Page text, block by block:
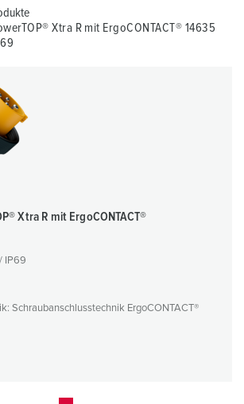
Xtra R mit ErgoCONTACT® 14635
Xtra R mit ErgoCONTACT®
IP69
Schraubanschlusstechnik ErgoCONTACT®